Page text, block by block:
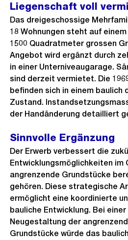
Liegenschaft voll
Das dreigeschossige
18 Wohnungen steht auf einem
1500 Quadratmeter grossen
Angebot wird ergänzt durch
in einer Unterniveaugarage.
sind derzeit vermietet. Die
befinden sich in einem baulich
Zustand.
der Handänderung detailliert
Sinnvolle Ergänzung
Der Erwerb verbessert die
Entwicklungsmöglichkeiten im
angrenzende Grundstücke
gehören. Diese strategische
ermöglicht eine koordinierte
bauliche Entwicklung. Bei
Neugestaltung der
Grundstücke würde das